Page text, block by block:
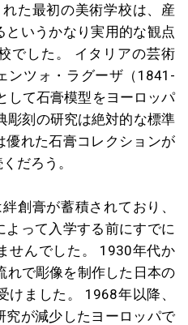
た最初の美術学校は、産
いうかなり実用的な観点
でした。 イタリアの芸術
ンツォ・ラグーザ（1841-
して石膏模型をヨーロッパ
彫刻の研究は絶対的な標準
優れた石膏コレクションが
だろう。
創膏が蓄積されており、
って入学する前にすでに
せんでした。 1930年代か
れで彫像を制作した日本の
ました。 1968年以降、
が減少したヨーロッパで